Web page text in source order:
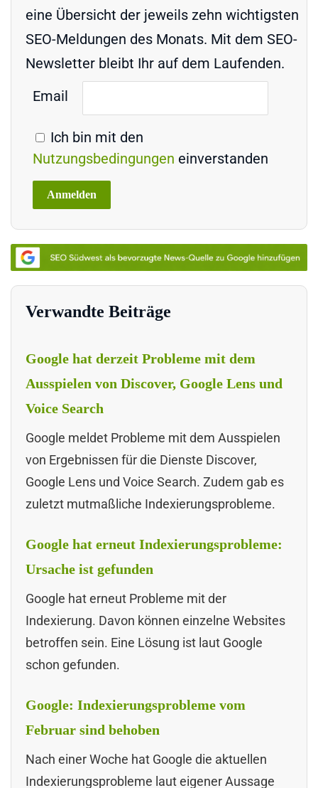
eine Übersicht der jeweils zehn wichtigsten
SEO-Meldungen des Monats. Mit dem SEO-
Newsletter bleibt Ihr auf dem Laufenden.
Email
Ich bin mit den
Nutzungsbedingungen einverstanden
Verwandte Beiträge
Google hat derzeit Probleme mit dem
Ausspielen von Discover, Google Lens und
Voice Search
Google meldet Probleme mit dem Ausspielen
von Ergebnissen für die Dienste Discover,
Google Lens und Voice Search. Zudem gab es
zuletzt mutmaßliche Indexierungsprobleme.
Google hat erneut Indexierungsprobleme:
Ursache ist gefunden
Google hat erneut Probleme mit der
Indexierung. Davon können einzelne Websites
betroffen sein. Eine Lösung ist laut Google
schon gefunden.
Google: Indexierungsprobleme vom
Februar sind behoben
Nach einer Woche hat Google die aktuellen
Indexierungsprobleme laut eigener Aussage